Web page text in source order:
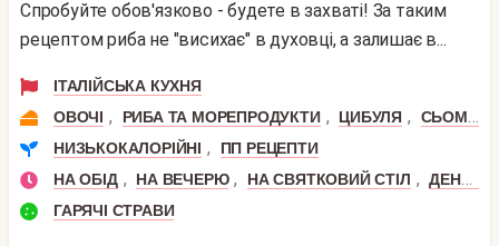
Спробуйте обов'язково - будете в захваті! За таким
рецептом риба не "висихає" в духовці, а залишає в...
ІТАЛІЙСЬКА КУХНЯ
ОВОЧІ , РИБА ТА МОРЕПРОДУКТИ , ЦИБУЛЯ ,
СЬОМГА
НИЗЬКОКАЛОРІЙНІ ,
ПП РЕЦЕПТИ
НА ОБІД , НА ВЕЧЕРЮ , НА СВЯТКОВИЙ СТІЛ , ДЕНЬ НАРОДЖЕННЯ
ГАРЯЧІ СТРАВИ